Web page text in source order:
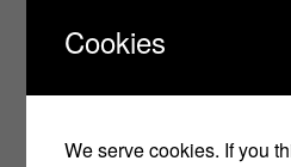
(ΓΑΛΑΚΤΟΜΑΤΟΠΟΙΗΤ
Cookies
We serve cookies. If you